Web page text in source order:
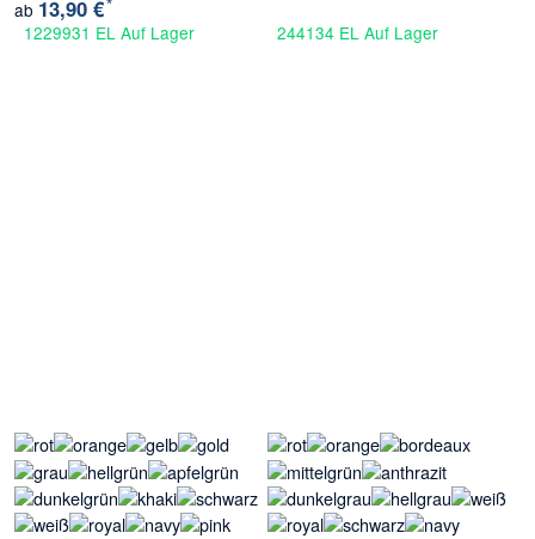
ab 13,90 €
1229931 EL Auf Lager
244134 EL Auf Lager